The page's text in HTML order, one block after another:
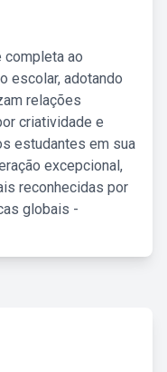
completa ao
escolar, adotando
relações
criatividade e
estudantes em sua
excepcional,
reconhecidas por
globais -